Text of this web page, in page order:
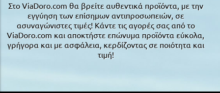
Στο ViaDoro.com θα βρείτε αυθεντικά προϊόντα, με την
εγγύηση των επίσημων αντιπροσωπειών, σε
ασυναγώνιστες τιμές! Κάντε τις αγορές σας από το
ViaDoro.com και αποκτήστε επώνυμα προϊόντα εύκολα,
γρήγορα και με ασφάλεια, κερδίζοντας σε ποιότητα και
τιμή!